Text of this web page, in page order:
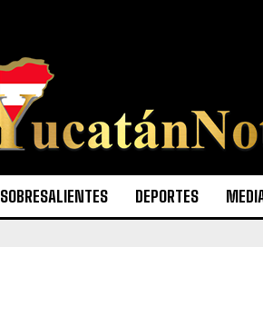
SOBRESALIENTES DEPORTES